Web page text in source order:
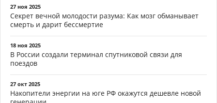
27 ноя 2025
Секрет вечной молодости разума: Как мозг обманывает
смерть и дарит бессмертие
18 ноя 2025
В России создали терминал спутниковой связи для
поездов
27 окт 2025
Накопители энергии на юге РФ окажутся дешевле новой